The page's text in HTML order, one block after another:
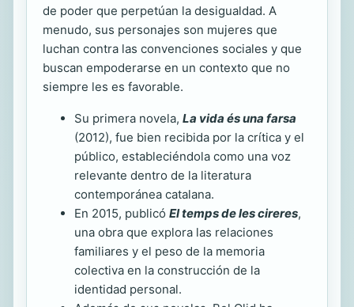
de poder que perpetúan la desigualdad. A
menudo, sus personajes son mujeres que
luchan contra las convenciones sociales y que
buscan empoderarse en un contexto que no
siempre les es favorable.
Su primera novela, La vida és una farsa
(2012), fue bien recibida por la crítica y el
público, estableciéndola como una voz
relevante dentro de la literatura
contemporánea catalana.
En 2015, publicó El temps de les cireres,
una obra que explora las relaciones
familiares y el peso de la memoria
colectiva en la construcción de la
identidad personal.